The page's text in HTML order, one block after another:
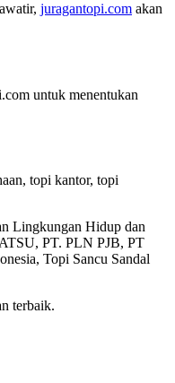
juragantopi.com akan
untuk menentukan
topi kantor, topi
Lingkungan Hidup dan
PT. PLN PJB, PT
Topi Sancu Sandal
terbaik.